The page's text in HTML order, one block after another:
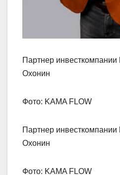
Партнер
Охонин
Фото: KAMA FLOW
Партнер
Охонин
Фото: KAMA FLOW